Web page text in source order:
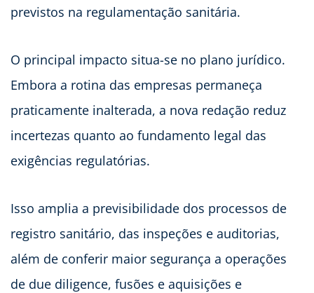
previstos na regulamentação sanitária.
O principal impacto situa-se no plano jurídico.
Embora a rotina das empresas permaneça
praticamente inalterada, a nova redação reduz
incertezas quanto ao fundamento legal das
exigências regulatórias.
Isso amplia a previsibilidade dos processos de
registro sanitário, das inspeções e auditorias,
além de conferir maior segurança a operações
de due diligence, fusões e aquisições e